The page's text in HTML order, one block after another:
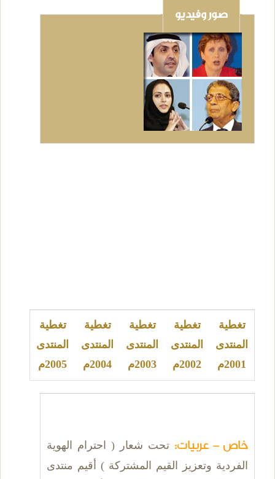
صور وفيديو
تغطية
المنتدى
2001م
تغطية
المنتدى
2002م
تغطية
المنتدى
2003م
تغطية
المنتدى
2004م
تغطية
المنتدى
2005م
خاص - عربيات: تحت شعار ( احترام الهوية
الفردية وتعزيز القيم المشتركة ) أقيم منتدى